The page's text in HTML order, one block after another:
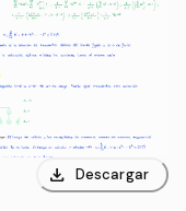
download Descargar